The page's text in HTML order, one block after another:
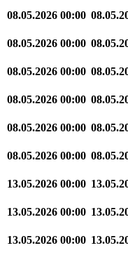
08.05.2026 00:00
08.05.2026 00:00
08.05.2026 00:00
08.05.2026 00:00
08.05.2026 00:00
08.05.2026 00:00
13.05.2026 00:00
13.05.2026 00:00
13.05.2026 00:00